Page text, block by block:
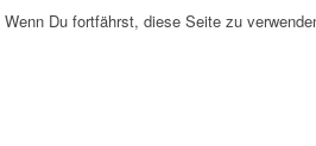
Du fortfährst, diese Seite zu